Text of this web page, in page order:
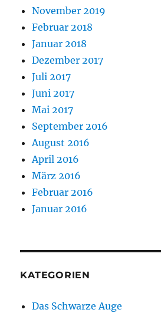
November 2019
Februar 2018
Januar 2018
Dezember 2017
Juli 2017
Juni 2017
Mai 2017
September 2016
August 2016
April 2016
März 2016
Februar 2016
Januar 2016
KATEGORIEN
Das Schwarze Auge